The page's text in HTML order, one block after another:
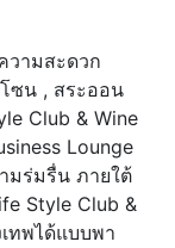
วามสะดวก
ซน , สระออน
Club & Wine
Lounge
มร่มรื่น ภายใต้
Style Club &
ทพได้แบบพา